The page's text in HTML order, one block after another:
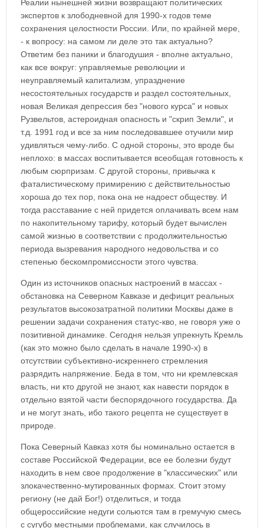
Реалии нынешней жизни возвращают политических
экспертов к злободневной для 1990-х годов теме
сохранения целостности России. Или, по крайней мере,
- к вопросу: на самом ли деле это так актуально?
Ответим без паники и благодушия - вполне актуально,
как все вокруг: управляемые революции и
неуправляемый капитализм, упразднение
несостоятельных государств и раздел состоятельных,
новая Великая депрессия без "нового курса" и новых
Рузвельтов, астероидная опасность и "скрип Земли", и
т.д. 1991 год и все за ним последовавшее отучили мир
удивляться чему-либо. С одной стороны, это вроде бы
неплохо: в массах воспитывается всеобщая готовность к
любым сюрпризам. С другой стороны, привычка к
фаталистическому примирению с действительностью
хороша до тех пор, пока она не надоест обществу. И
тогда расставание с ней придется оплачивать всем нам
по накопительному тарифу, который будет вычислен
самой жизнью в соответствии с продолжительностью
периода вызревания народного недовольства и со
степенью бескомпромиссности этого чувства.
Один из источников опасных настроений в массах -
обстановка на Северном Кавказе и дефицит реальных
результатов высокозатратной политики Москвы даже в
решении задачи сохранения статус-кво, не говоря уже о
позитивной динамике. Сегодня нельзя упрекнуть Кремль
(как это можно было сделать в начале 1990-х) в
отсутствии субъективно-искреннего стремления
разрядить напряжение. Беда в том, что ни кремлевская
власть, ни кто другой не знают, как навести порядок в
отдельно взятой части беспорядочного государства. Да
и не могут знать, ибо такого рецепта не существует в
природе.
Пока Северный Кавказ хотя бы номинально остается в
составе Российской Федерации, все ее болезни будут
находить в нем свое продолжение в "классических" или
злокачественно-мутированных формах. Стоит этому
региону (не дай Бог!) отделиться, и тогда
общероссийские недуги сольются там в гремучую смесь
с сугубо местными проблемами, как случилось в